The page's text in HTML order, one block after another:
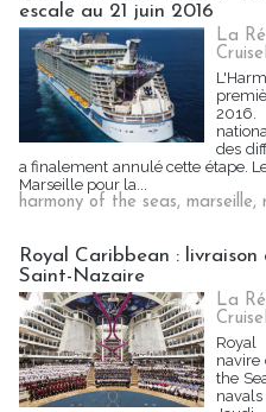
escale au 21 juin 2016
La
des
a finalement annulé cette étape.
Marseille pour la...
harmony of the seas, marseille,
Royal Caribbean :
Saint-Nazaire
La
navire
the